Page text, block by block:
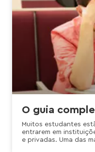
O guia
Muitos estudantes
entrarem em
e privadas. Uma das